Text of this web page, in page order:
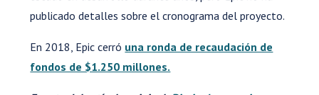
publicado detalles sobre el cronograma del proyecto.
En 2018, Epic cerró una ronda de recaudación de
fondos de $1.250 millones.